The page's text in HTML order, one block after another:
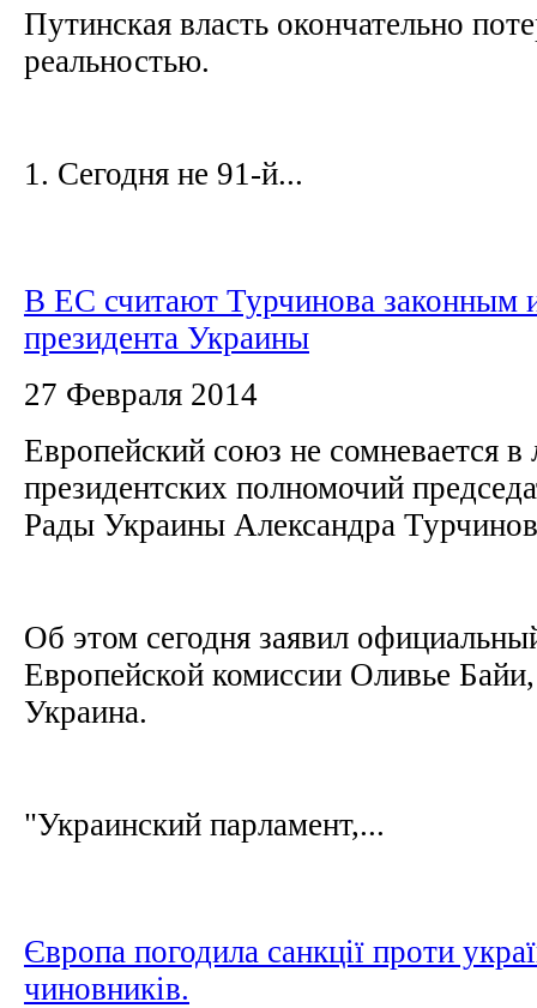
Путинская власть окончательно
реальностью.
1. Сегодня не 91-й...
В ЕС считают Турчинова законным
президента Украины
27 Февраля 2014
Европейский союз не сомневается в
президентских полномочий
Рады Украины Александра
Об этом сегодня заявил
Европейской комиссии Оливье
Украина.
"Украинский парламент,...
Європа погодила санкції проти
чиновників.